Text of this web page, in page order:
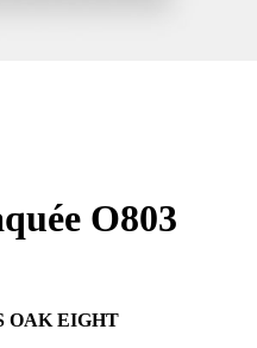
O803
OAK EIGHT